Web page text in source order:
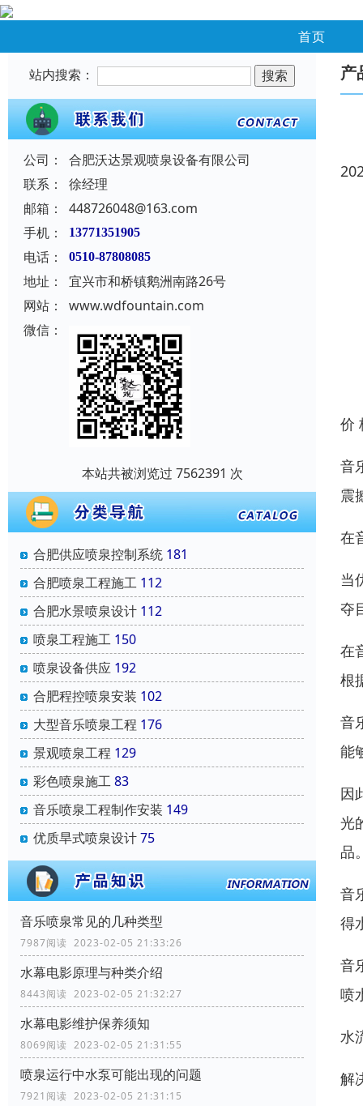
首页
站内搜索：
公司：
合肥沃达景观喷泉设备有限公司
联系：
徐经理
邮箱：
448726048@163.com
手机：
13771351905
电话： 0510-87808085
地址：
宜兴市和桥镇鹅洲南路26号
网站：
www.wdfountain.com
微信：
本站共被浏览过 7562391 次
合肥供应喷泉控制系统 181
合肥喷泉工程施工 112
合肥水景喷泉设计 112
喷泉工程施工 150
喷泉设备供应 192
合肥程控喷泉安装 102
大型音乐喷泉工程 176
景观喷泉工程 129
彩色喷泉施工83
音乐喷泉工程制作安装 149
优质旱式喷泉设计75
音乐喷泉常见的几种类型
7987阅读 2023-02-05 21:33:26
水幕电影原理与种类介绍
8443阅读 2023-02-05 21:32:27
水幕电影维护保养须知
8069阅读 2023-02-05 21:31:55
喷泉运行中水泵可能出现的问题
7921阅读 2023-02-05 21:31:15
产
价
音
震
在
当
夺
在
根
音
能
因
光
品
音
得
音
喷
水
解